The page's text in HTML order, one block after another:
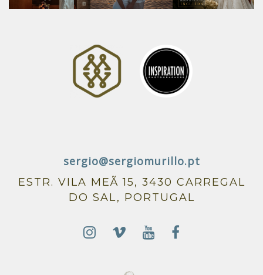
sergio@sergiomurillo.pt
ESTR. VILA MEÃ 15, 3430 CARREGAL
DO SAL, PORTUGAL